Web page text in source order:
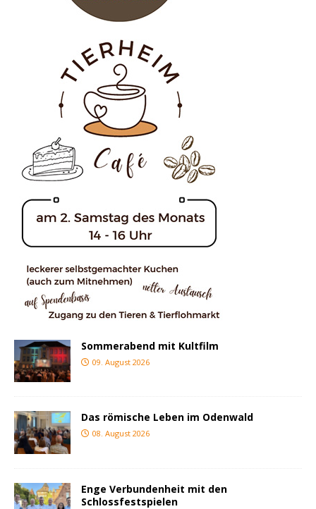
Sommerabend mit Kultfilm
09. August 2026
Das römische Leben im Odenwald
08. August 2026
Enge Verbundenheit mit den
Schlossfestspielen